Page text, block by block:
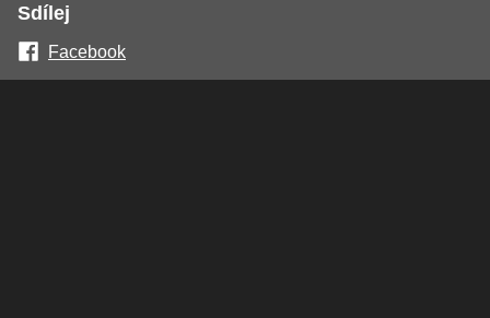
Sdílej
Facebook